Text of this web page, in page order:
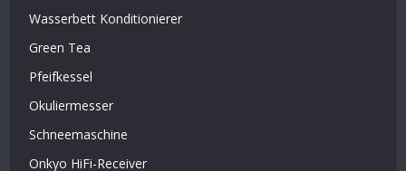
Wasserbett Konditionierer
Green Tea
Pfeifkessel
Okuliermesser
Schneemaschine
Onkyo HiFi-​Recei­ver